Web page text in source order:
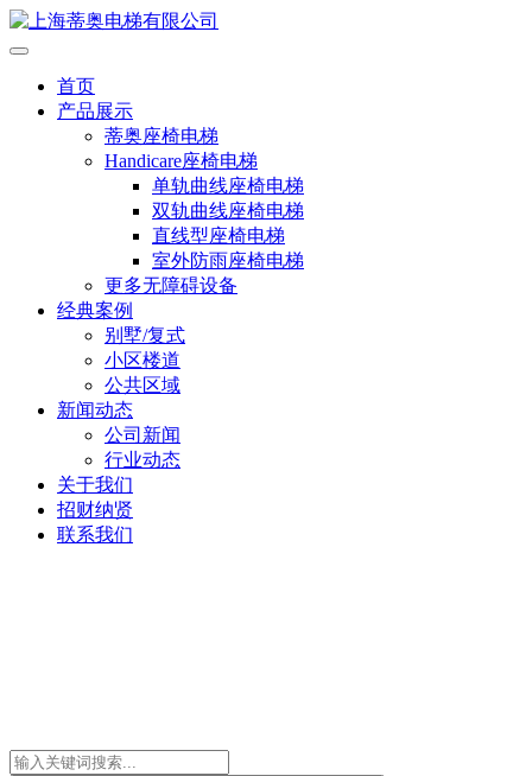
首页
产品展示
蒂奥座椅电梯
Handicare座椅电梯
单轨曲线座椅电梯
双轨曲线座椅电梯
直线型座椅电梯
室外防雨座椅电梯
更多无障碍设备
经典案例
别墅/复式
小区楼道
公共区域
新闻动态
公司新闻
行业动态
关于我们
招财纳贤
联系我们